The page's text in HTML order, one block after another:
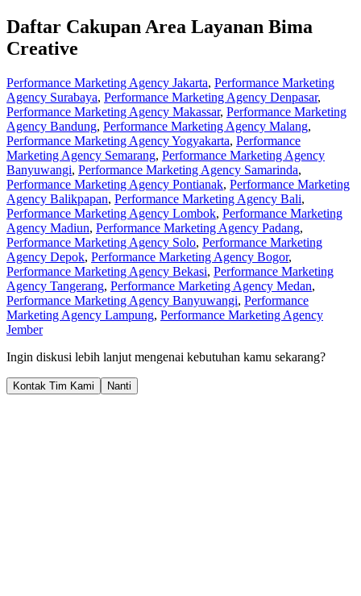
Daftar Cakupan Area Layanan Bima
Creative
Performance Marketing Agency Jakarta, Performance Marketing
Agency Surabaya, Performance Marketing Agency Denpasar,
Performance Marketing Agency Makassar, Performance Marketing
Agency Bandung, Performance Marketing Agency Malang,
Performance Marketing Agency Yogyakarta, Performance
Marketing Agency Semarang, Performance Marketing Agency
Banyuwangi, Performance Marketing Agency Samarinda,
Performance Marketing Agency Pontianak, Performance Marketing
Agency Balikpapan, Performance Marketing Agency Bali,
Performance Marketing Agency Lombok, Performance Marketing
Agency Madiun, Performance Marketing Agency Padang,
Performance Marketing Agency Solo, Performance Marketing
Agency Depok, Performance Marketing Agency Bogor,
Performance Marketing Agency Bekasi, Performance Marketing
Agency Tangerang, Performance Marketing Agency Medan,
Performance Marketing Agency Banyuwangi, Performance
Marketing Agency Lampung, Performance Marketing Agency
Jember
Ingin diskusi lebih lanjut mengenai kebutuhan kamu sekarang?
Kontak Tim Kami Nanti